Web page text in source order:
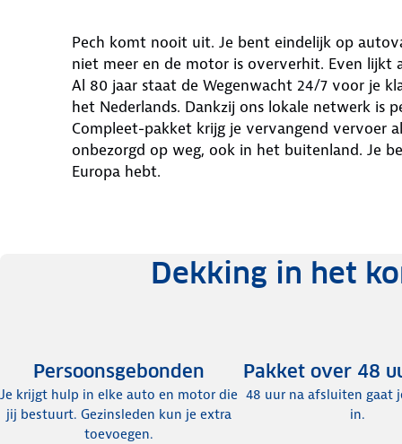
Pech komt nooit uit. Je bent eindelijk op
niet meer en de motor is oververhit. Even lijkt
Al 80 jaar staat de Wegenwacht 24/7 voor je
het Nederlands. Dankzij ons lokale netwerk is
Compleet-pakket krijg je vervangend vervoer
onbezorgd op weg, ook in het buitenland. Je
Europa hebt.
Dekking in het
Persoonsgebonden
Je krijgt hulp in elke auto en motor die
jij bestuurt. Gezinsleden kun je extra
toevoegen.
Pakket over 48
48 uur na afsluiten gaat
in.